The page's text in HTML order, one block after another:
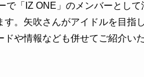
で「IZ ONE」のメンバーとし
す。矢吹さんがアイドルを目指
ドや情報なども併せてご紹介い